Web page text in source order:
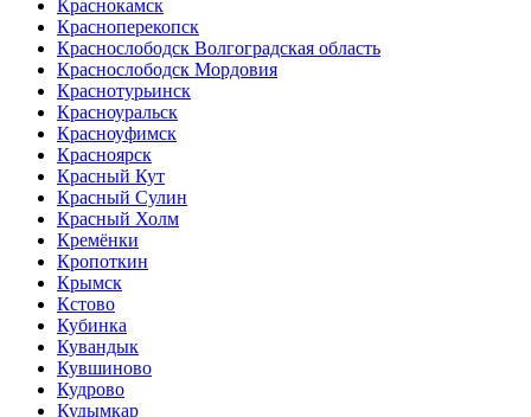
Краснокамск
Красноперекопск
Краснослободск Волгоградская область
Краснослободск Мордовия
Краснотурьинск
Красноуральск
Красноуфимск
Красноярск
Красный Кут
Красный Сулин
Красный Холм
Кремёнки
Кропоткин
Крымск
Кстово
Кубинка
Кувандык
Кувшиново
Кудрово
Кудымкар